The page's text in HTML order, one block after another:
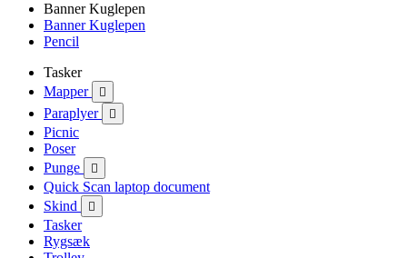
Banner Kuglepen
Banner Kuglepen
Pencil
Tasker
Mapper

Paraplyer 
Picnic
Poser
Punge

Quick Scan laptop document
Skind

Tasker
Rygsæk